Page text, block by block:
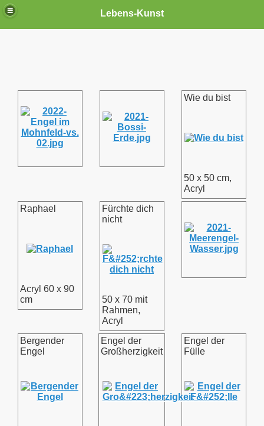
Lebens-Kunst
Wie du bist
50 x 50 cm,
Acryl
Raphael
Acryl 60 x 90
cm
Fürchte dich
nicht
50 x 70 mit
Rahmen,
Acryl
Bergender
Engel
Engel der
Großherzigkeit
Engel der
Fülle